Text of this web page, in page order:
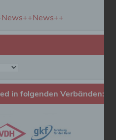
in folgenden Verbänden: